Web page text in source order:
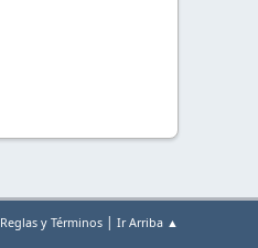
Reglas y Términos | Ir Arriba ▲